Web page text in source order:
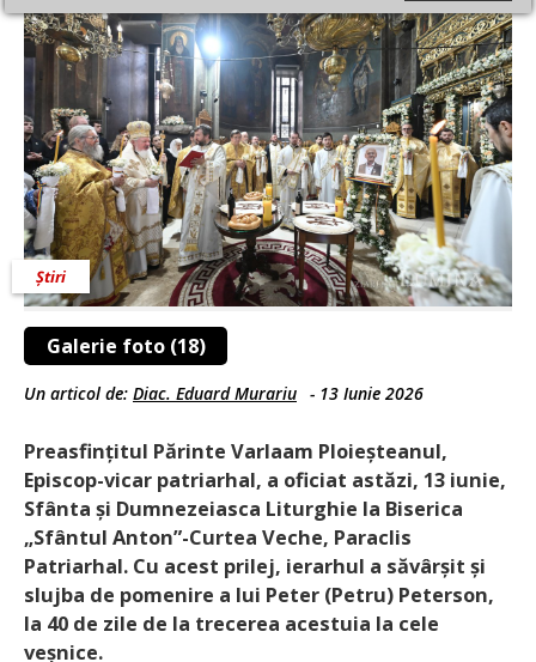
Galerie foto (18)
Știri
Un articol de: Diac. Eduard Murariu - 13 Iunie 2026
Preasfințitul Părinte Varlaam Ploieșteanul,
Episcop-vicar patriarhal, a oficiat astăzi, 13 iunie,
Sfânta și Dumnezeiasca Liturghie la Biserica
„Sfântul Anton”-Curtea Veche, Paraclis
Patriarhal. Cu acest prilej, ierarhul a săvârșit și
slujba de pomenire a lui Peter (Petru) Peterson,
la 40 de zile de la trecerea acestuia la cele
veșnice.